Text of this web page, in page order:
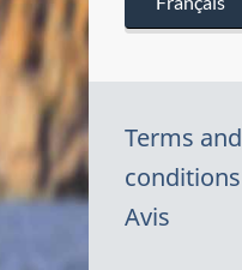
Terms and
conditions
Avis